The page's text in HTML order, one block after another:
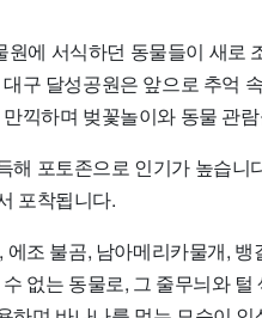
에 서식하던 동물들이 새로
구 달성공원은 앞으로 추억
끽하며 벚꽃놀이와 동물 관
포토존으로 인기가 높습니
포착됩니다.
조 불곰, 남아메리카물개, 뱅
없는 동물로, 그 줄무늬와 털